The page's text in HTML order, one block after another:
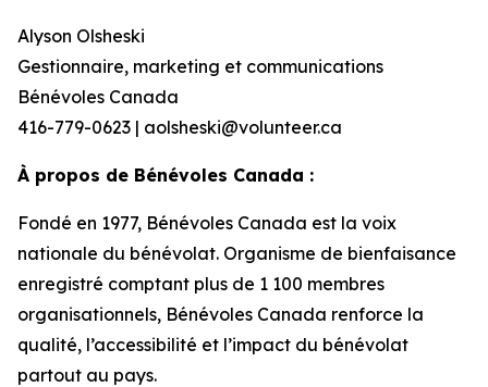
Alyson Olsheski
Gestionnaire, marketing et communications
Bénévoles Canada
416-779-0623 | aolsheski@volunteer.ca
À propos de Bénévoles Canada :
Fondé en 1977, Bénévoles Canada est la voix
nationale du bénévolat. Organisme de bienfaisance
enregistré comptant plus de 1 100 membres
organisationnels, Bénévoles Canada renforce la
qualité, l’accessibilité et l’impact du bénévolat
partout au pays.